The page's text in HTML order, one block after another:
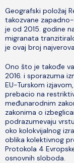
Geografski položaj
takozvane
je od 2015. godine
migranata
je ovaj broj
Ono što je takođe
2016. i sporazuma
EU-Turskom
prebacio na
međunarodnim
zakonima o
podrazumevaju
oko kolokvijalnog
oblika kolektivnog
Protokola 4
osnovnih sloboda.